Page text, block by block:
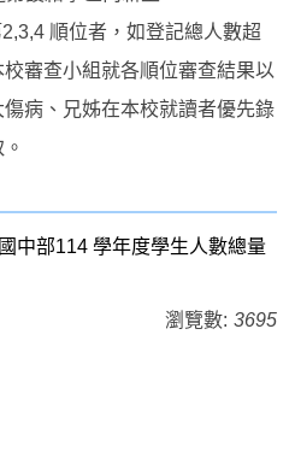
順位者，如登記總人數超
審查小組就各順位審查結果以
病、兄姊在本校就讀者優先錄
中部114 學年度學生人數總量
瀏覽數: 3695